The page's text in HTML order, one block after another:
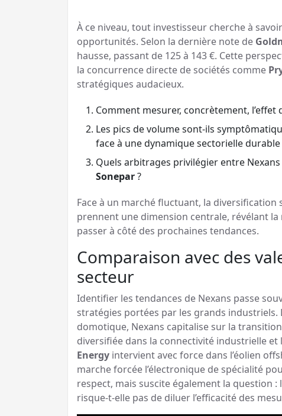
À ce niveau, tout investisseur cherche à
opportunités. Selon la dernière note de
hausse, passant de 125 à 143 €. Cette
la concurrence directe de sociétés comme
stratégiques audacieux.
Comment mesurer, concrètement, l’effet
Les pics de volume sont-ils
face à une dynamique sectorielle durable
Quels arbitrages privilégier entre
Sonepar?
Face à un marché fluctuant, la diversification
prennent une dimension centrale, révélant la
passer à côté des prochaines tendances.
Comparaison avec des
secteur
Identifier les tendances de Nexans passe
stratégies portées par les grands industriels.
domotique, Nexans capitalise sur la
diversifiée dans la connectivité industrielle et
Energy intervient avec force dans l’éolien
marche forcée l’électronique de spécialité
respect, mais suscite également la question
risque-t-elle pas de diluer l’efficacité des